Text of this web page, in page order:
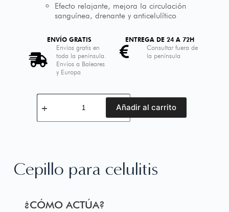
Efecto relajante, mejora la circulación
sanguínea, drenante y anticelulítico
ENVÍO GRATIS
Envíos gratis en
toda la península.
Envíos a Baleares
y Europa
ENTREGA DE 24 A 72H
Consultar fuera de
la península
Añadir al carrito
Cepillo para celulitis
¿CÓMO ACTÚA?